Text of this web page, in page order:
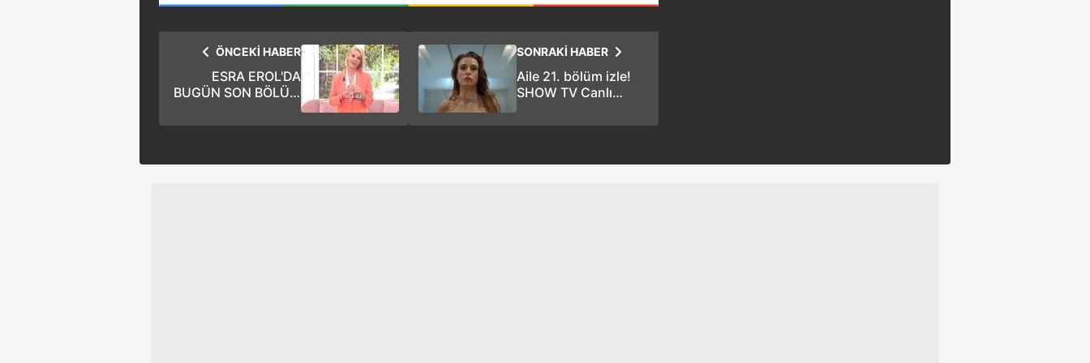
mevzuata uygun olarak kullanılan çerezlerle ilgili bilgi almak için lütfentıklayınız.
SONRAKİ HABER
Aile 21. bölüm izle!
SHOW TV Canlı
izle 21 Kasım - Aile
ÖNCEKİ HABER
ESRA EROL'DA
BUGÜN SON BÖLÜM
2023 ATV canlı yayın